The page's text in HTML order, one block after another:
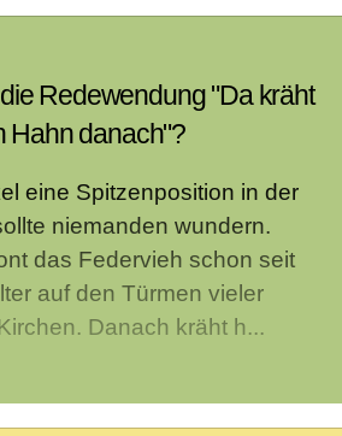
Redewendung "Da kräht
Hahn danach"?
eine Spitzenposition in der
niemanden wundern.
das Federvieh schon seit
auf den Türmen vieler
Danach kräht h...